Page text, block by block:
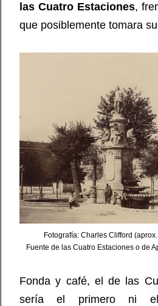
las Cuatro Estaciones,
que posiblemente tomara
Fotografía: Charles Clifford
Fuente de las Cuatro Estaciones o de
Fonda y café, el de las
sería el primero ni